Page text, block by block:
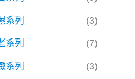
系列 (3)
系列 (7)
系列 (3)